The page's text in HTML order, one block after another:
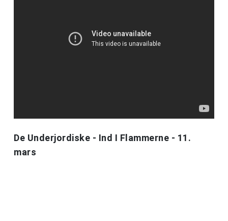
De Underjordiske - Ind I Flammerne - 11.
mars